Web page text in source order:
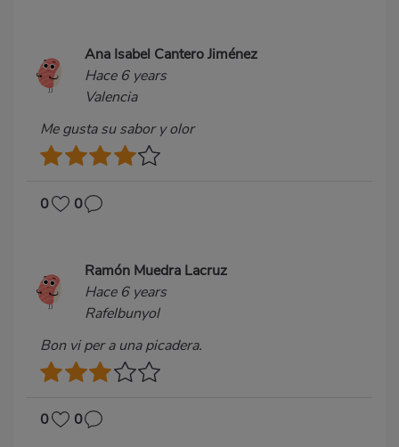
Ana Isabel Cantero Jiménez
Hace 6 years
Valencia
Me gusta su sabor y olor
0 0
Ramón Muedra Lacruz
Hace 6 years
Rafelbunyol
Bon vi per a una picadera.
0 0